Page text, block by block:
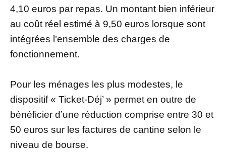
4,10 euros par repas. Un montant bien inférieur
au coût réel estimé à 9,50 euros lorsque sont
intégrées l’ensemble des charges de
fonctionnement.
Pour les ménages les plus modestes, le
dispositif « Ticket-Déj’ » permet en outre de
bénéficier d’une réduction comprise entre 30 et
50 euros sur les factures de cantine selon le
niveau de bourse.